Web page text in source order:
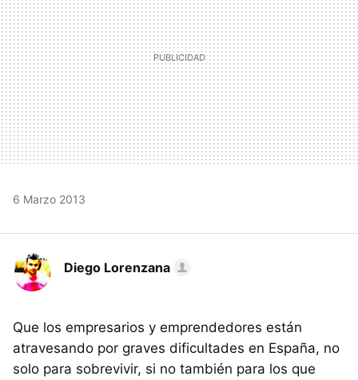
6 Marzo 2013
Diego Lorenzana
Que los empresarios y emprendedores están
atravesando por graves dificultades en España, no
solo para sobrevivir, si no también para los que